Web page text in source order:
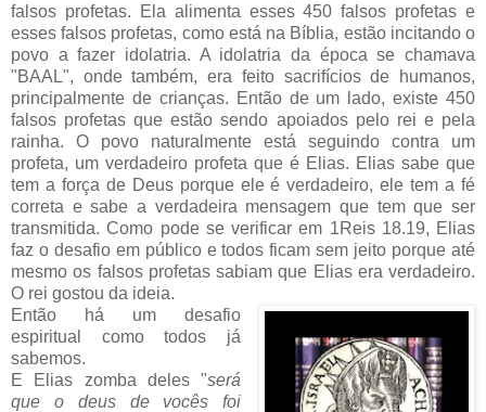
falsos profetas. Ela alimenta esses 450 falsos profetas e
esses falsos profetas, como está na Bíblia, estão incitando o
povo a fazer idolatria. A idolatria da época se chamava
"BAAL", onde também, era feito sacrifícios de humanos,
principalmente de crianças. Então de um lado, existe 450
falsos profetas que estão sendo apoiados pelo rei e pela
rainha. O povo naturalmente está seguindo contra um
profeta, um verdadeiro profeta que é Elias. Elias sabe que
tem a força de Deus porque ele é verdadeiro, ele tem a fé
correta e sabe a verdadeira mensagem que tem que ser
transmitida. Como pode se verificar em 1Reis 18.19, Elias
faz o desafio em público e todos ficam sem jeito porque até
mesmo os falsos profetas sabiam que Elias era verdadeiro.
O rei gostou da ideia.
Então há um desafio
espiritual como todos já
sabemos.
E Elias zomba deles "será
que o deus de vocês foi